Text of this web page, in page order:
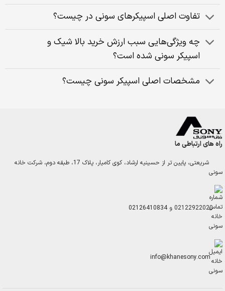
تفاوت اصلی اسپیکرهای سونی در چیست؟
چه ویژگی‌هایی سبب ارزش خرید بالا شیک و
اسپیکر سونی شده است؟
مشخصات اصلی اسپیکر سونی چیست؟
راه های ارتباطی ما
شریعتی، پایین تر از حسینیه ارشاد، کوی کامیار، پلاک 17، طبقه دوم، شرکت خانه
سونی
02122922020 و02126410834
info@khanesony.com